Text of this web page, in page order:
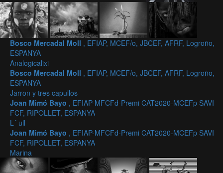
Bosco Mercadal Moll , EFIAP, MCEF/o, JBCEF, AFRF, Logroño,
ESPANYA
Analogicalixi
Bosco Mercadal Moll , EFIAP, MCEF/o, JBCEF, AFRF, Logroño,
ESPANYA
Jarron y tres capullos
Joan Mimó Bayo , EFIAP-MFCFd-Premi CAT2020-MCEFp SAVI
FCF, RIPOLLET, ESPANYA
L´ ull
Joan Mimó Bayo , EFIAP-MFCFd-Premi CAT2020-MCEFp SAVI
FCF, RIPOLLET, ESPANYA
Marina